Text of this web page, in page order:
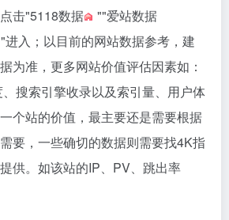
击"5118数据 ""爱站数据
"进入；以目前的网站数据参考，建
为准，更多网站价值评估因素如：
搜索引擎收录以及索引量、用户体
个站的价值，最主要还是需要根据
要，一些确切的数据则需要找4K指
供。如该站的IP、PV、跳出率